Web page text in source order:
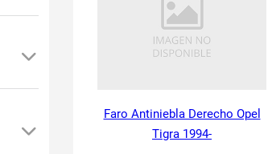
Faro Antiniebla Derecho Opel
Tigra 1994-